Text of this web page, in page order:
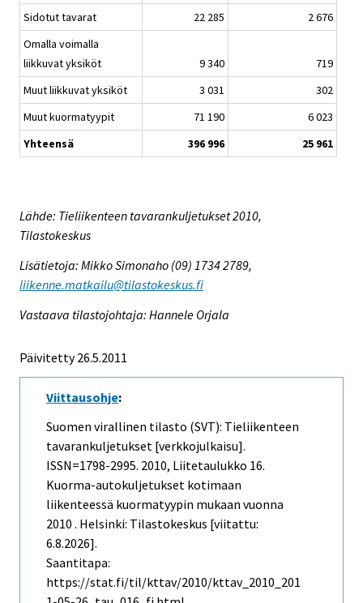
Sidotut tavarat
22 285
2 676
Omalla voimalla
liikkuvat yksiköt
9 340
719
Muut liikkuvat yksiköt
3 031
302
Muut kuormatyypit
71 190
6 023
Yhteensä
396 996 25 961
Lähde: Tieliikenteen tavarankuljetukset 2010,
Tilastokeskus
Lisätietoja: Mikko Simonaho (09) 1734 2789,
liikenne.matkailu@tilastokeskus.fi
Vastaava tilastojohtaja: Hannele Orjala
Päivitetty 26.5.2011
Viittausohje:
Suomen virallinen tilasto (SVT): Tieliikenteen
tavarankuljetukset [verkkojulkaisu].
ISSN=1798-2995. 2010, Liitetaulukko 16.
Kuorma-autokuljetukset kotimaan
liikenteessä kuormatyypin mukaan vuonna
2010 . Helsinki: Tilastokeskus [viitattu:
6.8.2026].
Saantitapa:
https://stat.fi/til/kttav/2010/kttav_2010_201